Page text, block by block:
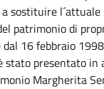
sostituire
patrimonio di
16 febbraio
stato presentato in
Margherita